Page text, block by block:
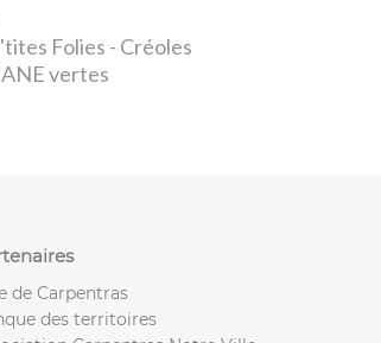
Folies - Créoles
vertes
de Carpentras
des territoires